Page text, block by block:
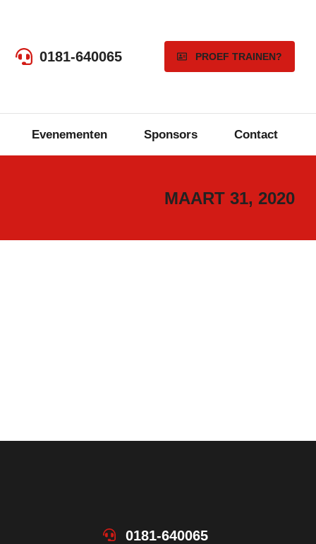
0181-640065 PROEF TRAINEN?
Evenementen Sponsors Contact
MAART 31, 2020
0181-640065